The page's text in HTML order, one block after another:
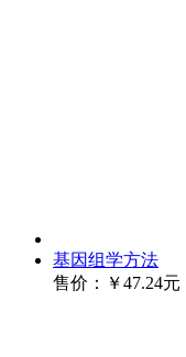
基因组学方法
售价：
￥47.24元